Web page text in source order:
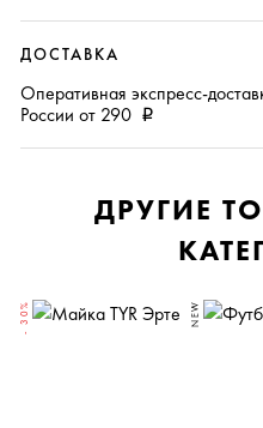
ДОСТАВКА
Оперативная экспресс-
России от 290 i
ДРУГИЕ
- 30% NEW